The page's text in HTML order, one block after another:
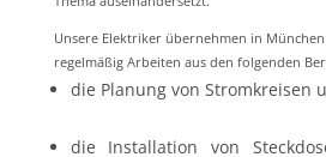
Unsere Elektriker übernehmen in
regelmäßig Arbeiten aus den folgenden
die Planung von Stromkreisen
die Installation von